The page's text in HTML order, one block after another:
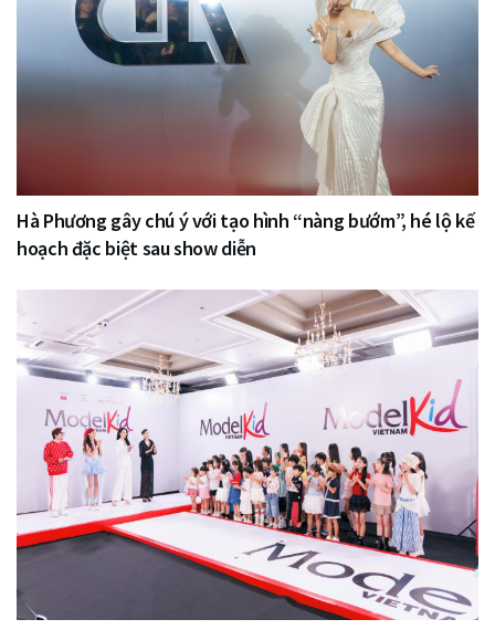
Hà Phương gây chú ý với tạo hình “nàng bướm”, hé lộ kế
hoạch đặc biệt sau show diễn